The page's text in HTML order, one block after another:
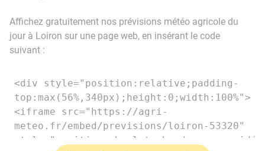
Affichez gratuitement nos prévisions météo agricole du
jour à Loiron sur une page web, en insérant le code
suivant :